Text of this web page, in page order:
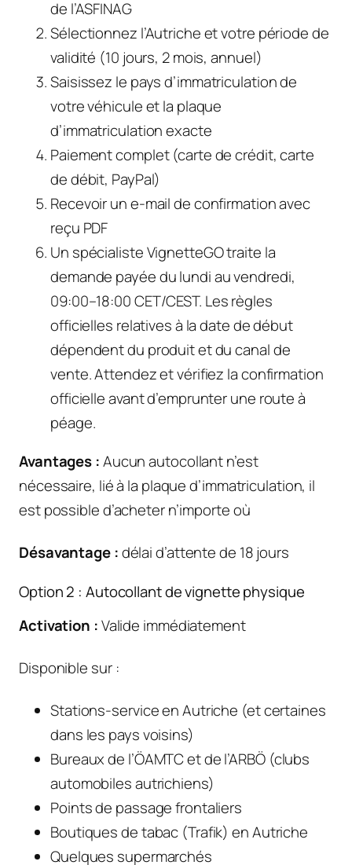
de l’ASFINAG
Sélectionnez l’Autriche et votre période de
validité (10 jours, 2 mois, annuel)
Saisissez le pays d’immatriculation de
votre véhicule et la plaque
d’immatriculation exacte
Paiement complet (carte de crédit, carte
de débit, PayPal)
Recevoir un e-mail de confirmation avec
reçu PDF
Un spécialiste VignetteGO traite la
demande payée du lundi au vendredi,
09:00–18:00 CET/CEST. Les règles
officielles relatives à la date de début
dépendent du produit et du canal de
vente. Attendez et vérifiez la confirmation
officielle avant d’emprunter une route à
péage.
Avantages :Aucun autocollant n’est
nécessaire, lié à la plaque d’immatriculation, il
est possible d’acheter n’importe où
Désavantage :délai d’attente de 18 jours
Option 2 : Autocollant de vignette physique
Activation :Valide immédiatement
Disponible sur :
Stations-service en Autriche (et certaines
dans les pays voisins)
Bureaux de l’ÖAMTC et de l’ARBÖ (clubs
automobiles autrichiens)
Points de passage frontaliers
Boutiques de tabac (Trafik) en Autriche
Quelques supermarchés